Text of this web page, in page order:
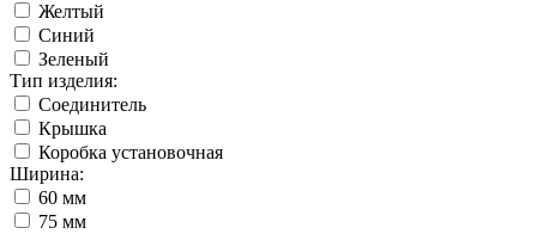
Желтый
Синий
Зеленый
Тип изделия:
Соединитель
Крышка
Коробка установочная
Ширина:
60 мм
75 мм